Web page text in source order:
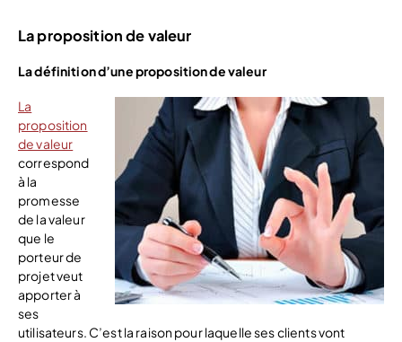
La proposition de valeur
La définition d’une proposition de valeur
La
proposition
de valeur
correspond
à la
promesse
de la valeur
que le
porteur de
projet veut
apporter à
ses
utilisateurs. C’est la raison pour laquelle ses clients vont